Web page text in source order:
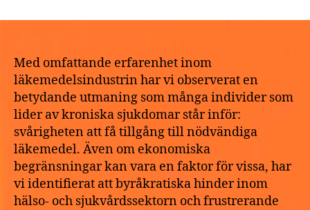
I
2
kvalitet
online
Med omfattande erfarenhet inom
läkemedelsindustrin har vi observerat en
betydande utmaning som många individer som
lider av kroniska sjukdomar står inför:
svårigheten att få tillgång till nödvändiga
läkemedel. Även om ekonomiska
begränsningar kan vara en faktor för vissa, har
vi identifierat att byråkratiska hinder inom
hälso- och sjukvårdssektorn och frustrerande